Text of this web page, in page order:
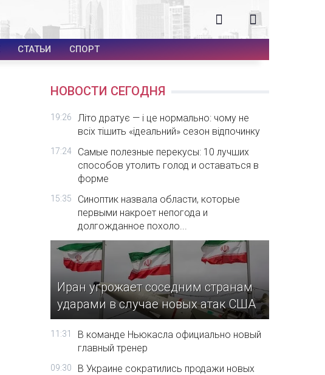
СТАТЬИ СПОРТ
НОВОСТИ СЕГОДНЯ
19:26
Літо дратує — і це нормально: чому не
всіх тішить «ідеальний» сезон відпочинку
17:24
Самые полезные перекусы: 10 лучших
способов утолить голод и оставаться в
форме
15:35
Синоптик назвала области, которые
первыми накроет непогода и
долгожданное похоло...
Иран угрожает соседним странам
ударами в случае новых атак США
11:31
В команде Ньюкасла официально новый
главный тренер
09:30
В Украине сократились продажи новых